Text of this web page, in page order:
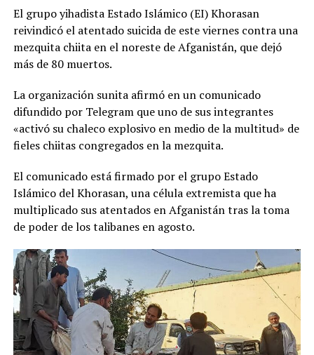
El grupo yihadista Estado Islámico (EI) Khorasan
reivindicó el atentado suicida de este viernes contra una
mezquita chiita en el noreste de Afganistán, que dejó
más de 80 muertos.
La organización sunita afirmó en un comunicado
difundido por Telegram que uno de sus integrantes
«activó su chaleco explosivo en medio de la multitud» de
fieles chiitas congregados en la mezquita.
El comunicado está firmado por el grupo Estado
Islámico del Khorasan, una célula extremista que ha
multiplicado sus atentados en Afganistán tras la toma
de poder de los talibanes en agosto.